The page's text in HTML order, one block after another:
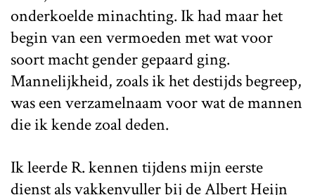
onderkoelde minachting. Ik had maar het
begin van een vermoeden met wat voor
soort macht gender gepaard ging.
Mannelijkheid, zoals ik het destijds begreep,
was een verzamelnaam voor wat de mannen
die ik kende zoal deden.
Ik leerde R. kennen tijdens mijn eerste
dienst als vakkenvuller bij de Albert Heijn